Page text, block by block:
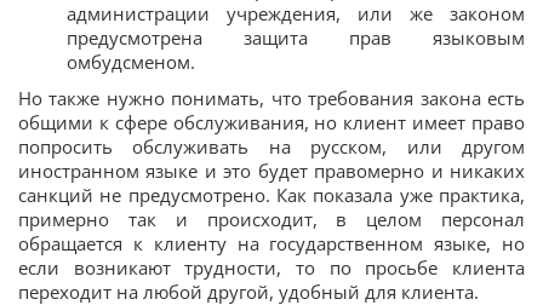
администрации учреждения, или же законом
предусмотрена защита прав языковым
омбудсменом.
Но также нужно понимать, что требования закона есть
общими к сфере обслуживания, но клиент имеет право
попросить обслуживать на русском, или другом
иностранном языке и это будет правомерно и никаких
санкций не предусмотрено. Как показала уже практика,
примерно так и происходит, в целом персонал
обращается к клиенту на государственном языке, но
если возникают трудности, то по просьбе клиента
переходит на любой другой, удобный для клиента.